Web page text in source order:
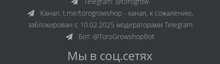
Канал: t.me/torogrowshop - канал, к сожалению,
заблокирован с 10.02.2025 модераторами Telegram
Бот: @ToroGrowshopBot
Мы в соц.сетях